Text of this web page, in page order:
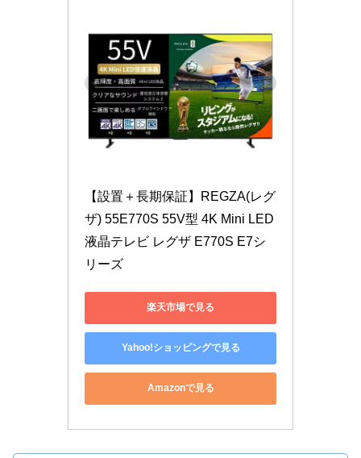
【設置＋長期保証】REGZA(レグ
ザ) 55E770S 55V型 4K Mini LED
液晶テレビ レグザ E770S E7シ
リーズ
楽天市場で見る
Yahoo!ショッピングで見る
Amazonで見る